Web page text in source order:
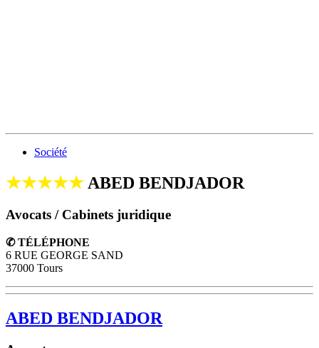
Société
★★★★★ ABED BENDJADOR
Avocats / Cabinets juridique
✆ TÉLÉPHONE
6 RUE GEORGE SAND
37000 Tours
ABED BENDJADOR